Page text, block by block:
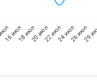
16 июл18 июл20 июл22 июл24 июл26 июл
29